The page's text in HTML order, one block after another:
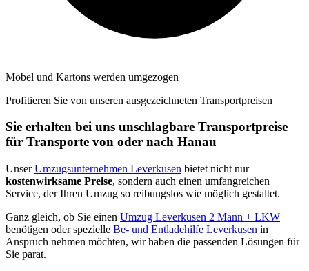
Möbel und Kartons werden umgezogen
Profitieren Sie von unseren ausgezeichneten Transportpreisen
Sie erhalten bei uns unschlagbare Transportpreise
für Transporte von oder nach Hanau
UnserUmzugsunternehmen Leverkusen bietet nicht nur
kostenwirksame Preise, sondern auch einen umfangreichen
Service, der Ihren Umzug so reibungslos wie möglich gestaltet.
Ganz gleich, ob Sie einen Umzug Leverkusen 2 Mann + LKW
benötigen oder spezielle Be- und Entladehilfe Leverkusen in
Anspruch nehmen möchten, wir haben die passenden Lösungen für
Sie parat.